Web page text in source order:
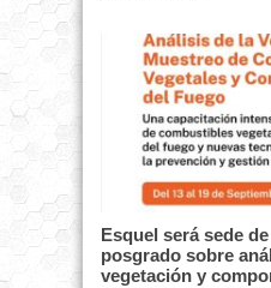
Esquel será sede
posgrado sobre
vegetación y